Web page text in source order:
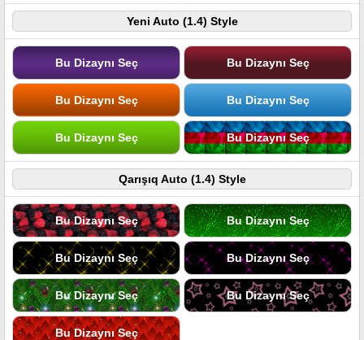
Yeni Auto (1.4) Style
Bu Dizaynı Seç Bu Dizaynı Seç
Bu Dizaynı Seç Bu Dizaynı Seç
Bu Dizaynı Seç Bu Dizaynı Seç
Qarışıq Auto (1.4) Style
Bu Dizaynı Seç Bu Dizaynı Seç
Bu Dizaynı Seç Bu Dizaynı Seç
Bu Dizaynı Seç Bu Dizaynı Seç
Bu Dizaynı Seç